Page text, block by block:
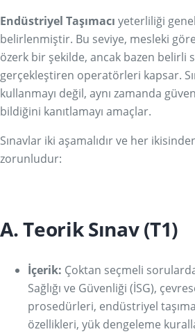
Endüstriyel Taşımacı yeterliliği
belirlenmiştir. Bu seviye, mesleki
özerk bir şekilde, ancak bazen belirli
gerçekleştiren operatörleri kapsar.
kullanmayı değil, aynı zamanda
bildiğini kanıtlamayı amaçlar.
Sınavlar iki aşamalıdır ve her
zorunludur:
A. Teorik Sınav (T1)
İçerik: Çoktan seçmeli
Sağlığı ve Güvenliği (İSG),
prosedürleri, endüstriyel
özellikleri, yük dengeleme